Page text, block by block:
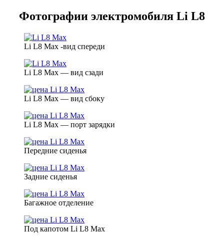
Фотографии электромобиля Li L8
Li L8 Max -вид спереди
Li L8 Max — вид сзади
Li L8 Max — вид сбоку
Li L8 Max — порт зарядки
Передние сиденья
Задние сиденья
Багажное отделение
Под капотом Li L8 Max